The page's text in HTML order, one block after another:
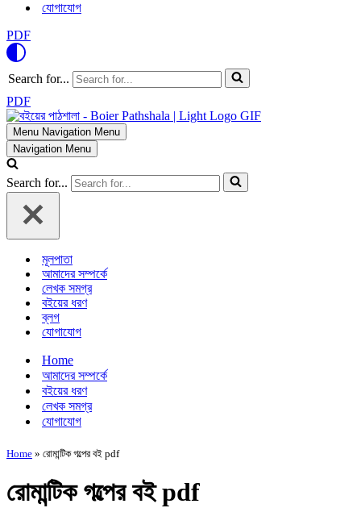
যোগাযোগ
PDF
Search for...
PDF
Menu Navigation Menu
Navigation Menu
Search for...
মূলপাতা
আমাদের সম্পর্কে
লেখক সমগ্র
বইয়ের ধরণ
ব্লগ
যোগাযোগ
Home
আমাদের সম্পর্কে
বইয়ের ধরণ
লেখক সমগ্র
যোগাযোগ
Home » রোমান্টিক গল্পের বই pdf
রোমান্টিক গল্পের বই pdf